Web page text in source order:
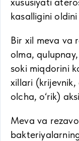
kasalligini
Bir xil meva va
olma,
soki miqdorini
xillari (krijevnik,
olcha, o‘rik)
Meva va